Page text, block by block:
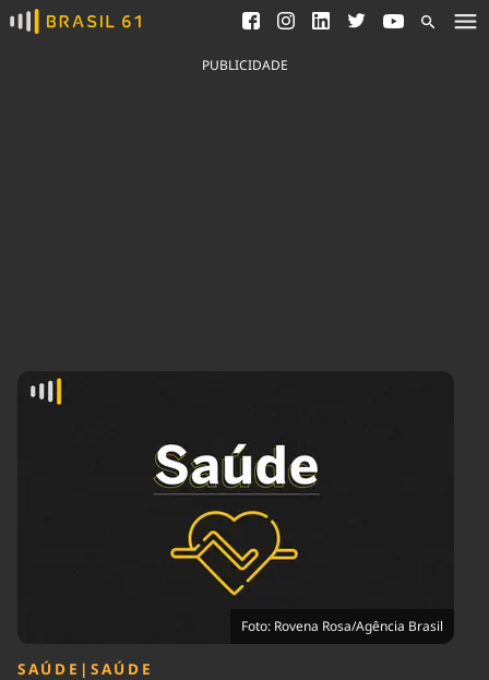
Ver todas as notícias
Saneamento
Indicadores
Agronegócios
Economia
Educação
Infraestrutura
Internacional
Política
Saúde
Tempo
PUBLICIDADE
Foto: Rovena Rosa/Agência Brasil
SAÚDE | SAÚDE